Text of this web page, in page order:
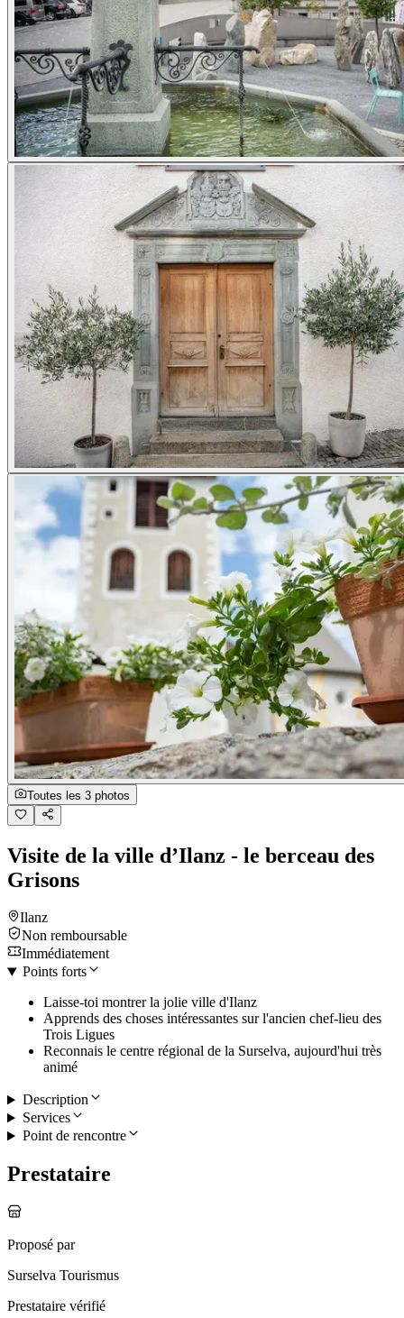
Toutes les 3 photos
Visite de la ville d’Ilanz - le berceau des
Grisons
Ilanz
Non remboursable
Immédiatement
Points forts
Laisse-toi montrer la jolie ville d'Ilanz
Apprends des choses intéressantes sur l'ancien chef-lieu des
Trois Ligues
Reconnais le centre régional de la Surselva, aujourd'hui très
animé
Description
Services
Point de rencontre
Prestataire
Proposé par
Surselva Tourismus
Prestataire vérifié